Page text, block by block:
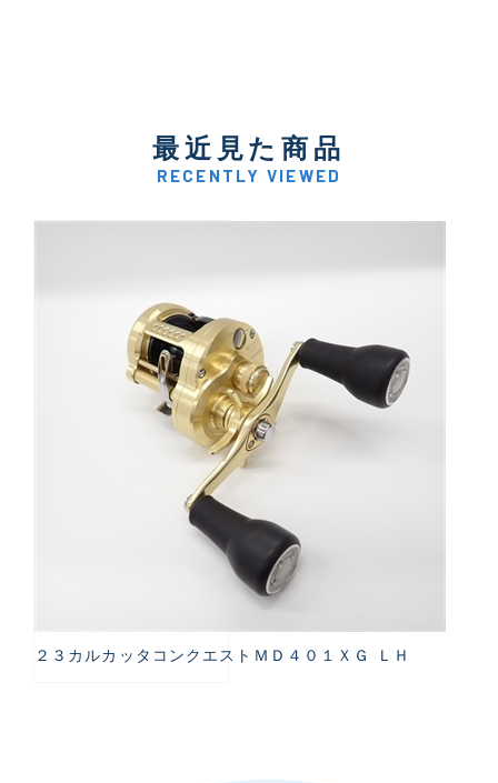
最近見た商品
RECENTLY VIEWED
２３カルカッタコンクエストＭＤ４０１ＸＧ ＬＨ